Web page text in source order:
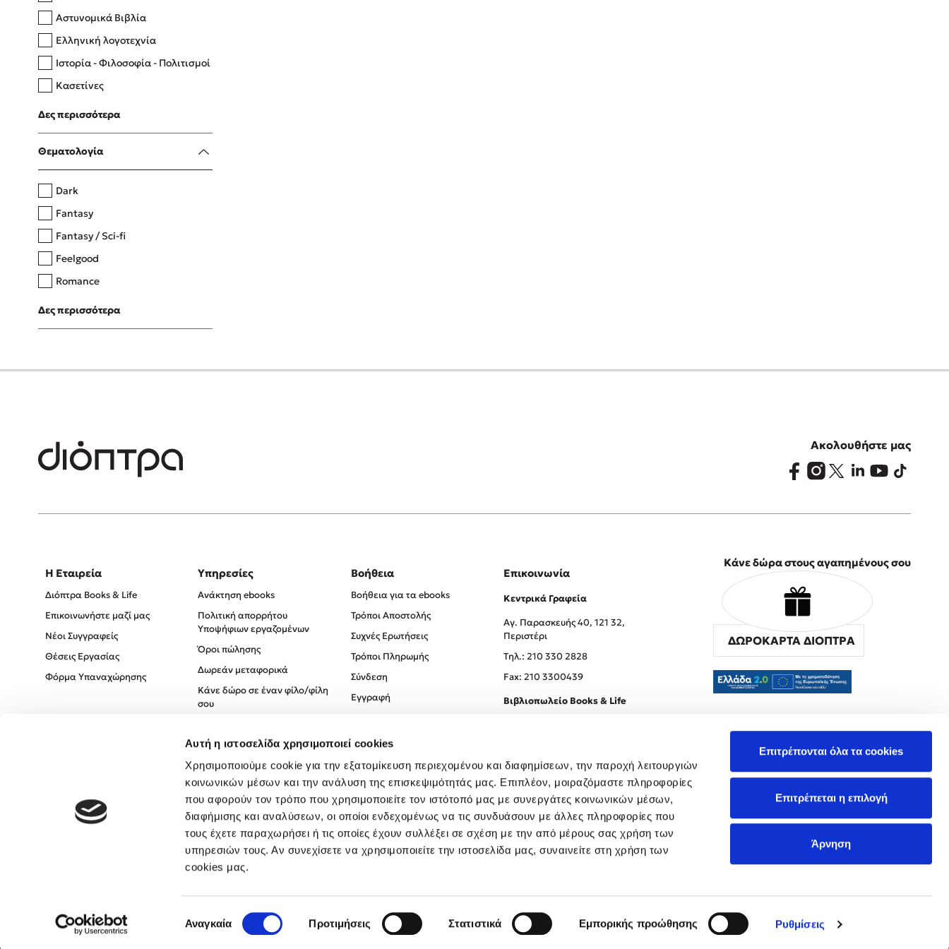
Αυτή η ιστοσελίδα χρησιμοποιεί cookies
Χρησιμοποιούμε cookie για την εξατομίκευση περιεχομένου και διαφημίσεων, την παροχή λειτουργιών
κοινωνικών μέσων και την ανάλυση της επισκεψιμότητάς μας. Επιπλέον, μοιραζόμαστε πληροφορίες
που αφορούν τον τρόπο που χρησιμοποιείτε τον ιστότοπό μας με συνεργάτες κοινωνικών μέσων,
διαφήμισης και αναλύσεων, οι οποίοι ενδεχομένως να τις συνδυάσουν με άλλες πληροφορίες που
τους έχετε παραχωρήσει ή τις οποίες έχουν συλλέξει σε σχέση με την από μέρους σας χρήση των
υπηρεσιών τους. Αν συνεχίσετε να χρησιμοποιείτε την ιστοσελίδα μας, συναινείτε στη χρήση των
cookies μας.
συγκατάθεσης
Αναγκαία Προτιμήσεις Στατιστικά Εμπορικής προώθησης Ρυθμίσεις
Επιτρέπονται όλα τα cookies
Επιτρέπεται η επιλογή
Άρνηση
Δανάη Δεληγεώργη
Πάνω, κάτω, μπροστά, πίσω
Η μέθοδος Αφήστε τους
Αστυνομικά Βιβλία
Ελληνική λογοτεχνία
Ιστορία - Φιλοσοφία - Πολιτισμοί
Κασετίνες
Λευκώματα - Έγχρωμοι οδηγοί
Μαγειρική
Δες περισσότερα
Θεματολογία
Dark
Fantasy
Fantasy / Sci-fi
Feelgood
Romance
Upmarket
Young Adult
Δες περισσότερα
Ακολουθήστε μας
Η Εταιρεία
Διόπτρα Books & Life
Επικοινωνήστε μαζί μας
Νέοι Συγγραφείς
Θέσεις Εργασίας
Φόρμα Υπαναχώρησης
Υπηρεσίες
Ανάκτηση ebooks
Πολιτική απορρήτου
Υποψήφιων εργαζομένων
Όροι πώλησης
Δωρεάν μεταφορικά
Κάνε δώρο σε έναν φίλο/φίλη
σου
Πολιτική Απορρήτου
Όροι χρήσης
Βοήθεια
Βοήθεια για τα ebooks
Τρόποι Αποστολής
Συχνές Ερωτήσεις
Τρόποι Πληρωμής
Σύνδεση
Εγγραφή
Επικοινωνία
Κεντρικά Γραφεία
Αγ. Παρασκευής 40, 121 32,
Περιστέρι
Tηλ.: 210 330 2828
Fax: 210 3300439
Βιβλιοπωλείο Books & Life
Κάνε δώρα στους αγαπημένους σου
ΔΩΡΟΚΑΡΤΑ ΔΙΟΠΤΡΑ
Created by Powered by